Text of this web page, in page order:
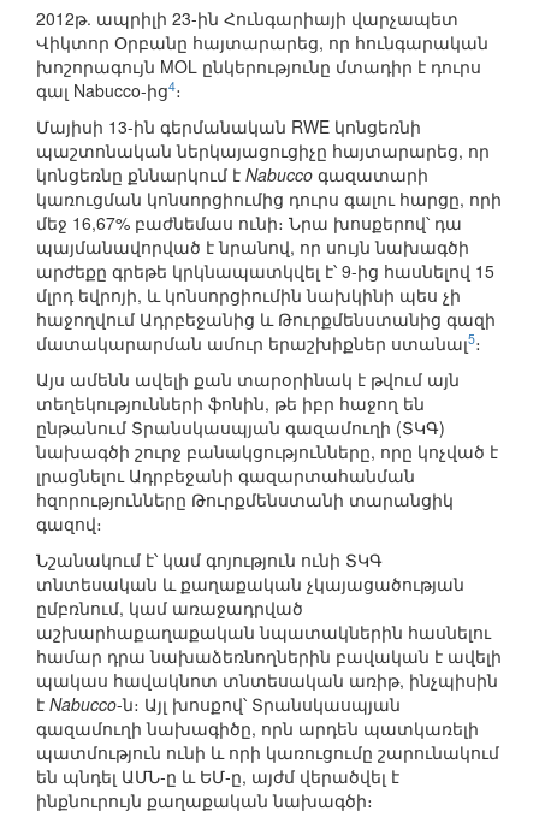
2012թ. ապրիլի 23-ին Հունգարիայի վարչապետ
Վիկտոր Օրբանը հայտարարեց, որ հունգարական
խոշորագույն MOL ընկերությունը մտադիր է դուրս
գալ Nabucco-ից4։
Մայիսի 13-ին գերմանական RWE կոնցեռնի
պաշտոնական ներկայացուցիչը հայտարարեց, որ
կոնցեռնը քննարկում է Nabucco գազատարի
կառուցման կոնսորցիումից դուրս գալու հարցը, որի
մեջ 16,67% բաժնեմաս ունի։ Նրա խոսքերով՝ դա
պայմանավորված է նրանով, որ սույն նախագծի
արժեքը գրեթե կրկնապատկվել է՝ 9-ից հասնելով 15
մլրդ եվրոյի, և կոնսորցիումին նախկինի պես չի
հաջողվում Ադրբեջանից և Թուրքմենստանից գազի
մատակարարման ամուր երաշխիքներ ստանալ5։
Այս ամենն ավելի քան տարօրինակ է թվում այն
տեղեկությունների ֆոնին, թե իբր հաջող են
ընթանում Տրանսկասպյան գազամուղի (ՏԿԳ)
նախագծի շուրջ բանակցությունները, որը կոչված է
լրացնելու Ադրբեջանի գազարտահանման
հզորությունները Թուրքմենստանի տարանցիկ
գազով։
Նշանակում է՝ կամ գոյություն ունի ՏԿԳ
տնտեսական և քաղաքական չկայացածության
ըմբռնում, կամ առաջադրված
աշխարհաքաղաքական նպատակներին հասնելու
համար դրա նախաձեռնողներին բավական է ավելի
պակաս հավակնոտ տնտեսական առիթ, ինչպիսին
է Nabucco-ն։ Այլ խոսքով՝ Տրանսկասպյան
գազամուղի նախագիծը, որն արդեն պատկառելի
պատմություն ունի և որի կառուցումը շարունակում
են պնդել ԱՄՆ-ը և ԵՄ-ը, այժմ վերածվել է
ինքնուրույն քաղաքական նախագծի։